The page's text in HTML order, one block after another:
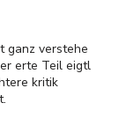
ganz verstehe
erte Teil eigtl
kritik